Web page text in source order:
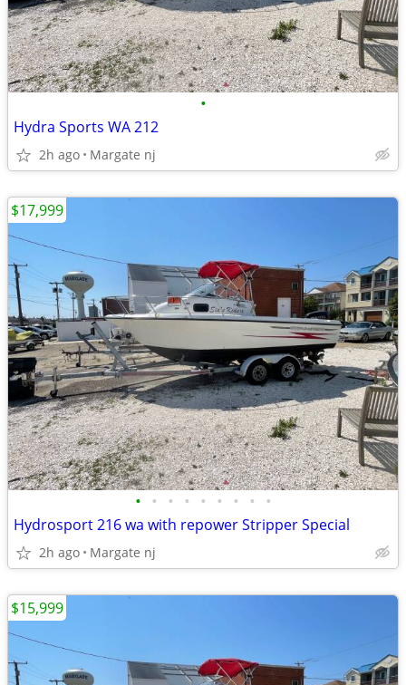
•
Hydra Sports WA 212
2h ago Margate nj
• • • • • • • • •
Hydrosport 216 wa with repower Stripper Special
2h ago Margate nj
$17,999
$15,999